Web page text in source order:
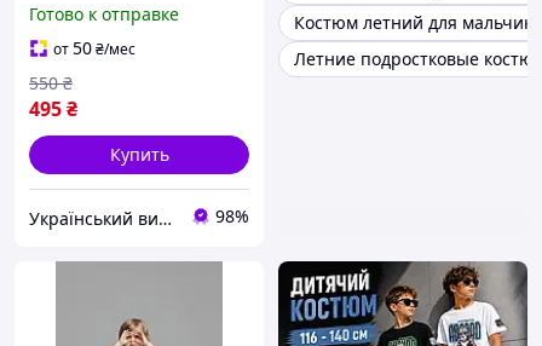
шорты жёлто-чёрные,
комплект для детей 116-
122, 122-128, 128-134
Готово к отправке
от50₴/мес
495₴
550 ₴
Купить
Український виробник дитячого одягу "Arisha" 98%
Костюм летний для
Летние подростковые